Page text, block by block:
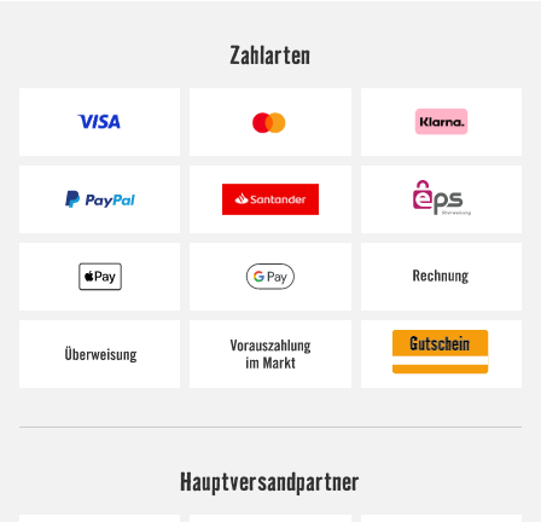
Zahlarten
Hauptversandpartner